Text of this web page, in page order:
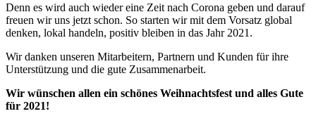
Denn es wird auch wieder eine Zeit nach Corona geben und darauf
freuen wir uns jetzt schon. So starten wir mit dem Vorsatz global
denken, lokal handeln, positiv bleiben in das Jahr 2021.
Wir danken unseren Mitarbeitern, Partnern und Kunden für ihre
Unterstützung und die gute Zusammenarbeit.
Wir wünschen allen ein schönes Weihnachtsfest und alles Gute
für 2021!